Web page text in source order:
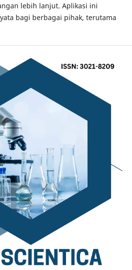
lebih lanjut. Aplikasi ini
bagi berbagai pihak, terutama